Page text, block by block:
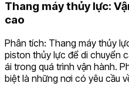
Thang máy thủy lực:
cao
Phân tích: Thang máy thủy
piston thủy lực để di chuyển
ái trong quá trình vận hành.
biệt là những nơi có yêu cầu